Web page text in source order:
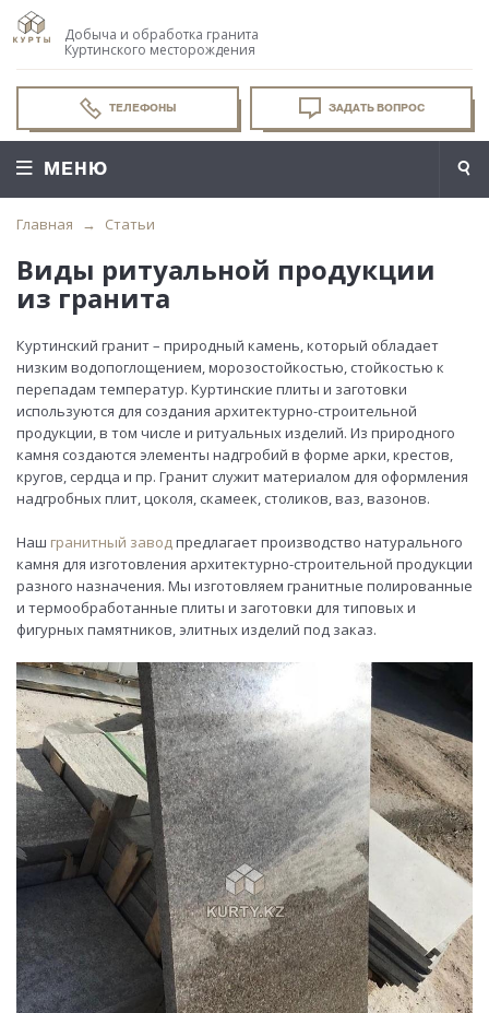
Добыча и обработка гранита
Куртинского месторождения
ТЕЛЕФОНЫ ЗАДАТЬ ВОПРОС
МЕНЮ
Главная Статьи
Виды ритуальной продукции
из гранита
Куртинский гранит – природный камень, который обладает
низким водопоглощением, морозостойкостью, стойкостью к
перепадам температур. Куртинские плиты и заготовки
используются для создания архитектурно-строительной
продукции, в том числе и ритуальных изделий. Из природного
камня создаются элементы надгробий в форме арки, крестов,
кругов, сердца и пр. Гранит служит материалом для оформления
надгробных плит, цоколя, скамеек, столиков, ваз, вазонов.
Наш гранитный заводпредлагает производство натурального
камня для изготовления архитектурно-строительной продукции
разного назначения. Мы изготовляем гранитные полированные
и термообработанные плиты и заготовки для типовых и
фигурных памятников, элитных изделий под заказ.